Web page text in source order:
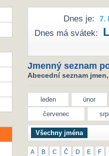
Dnes je: 7.
Dnes má svátek:
Jmenný seznam
Abecední seznam
leden únor
červenec
Všechny jména
A B C Č D E F